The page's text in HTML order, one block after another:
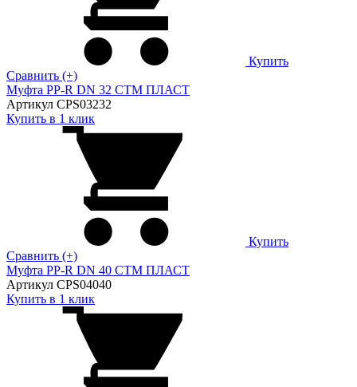
Купить
Сравнить (+)
Муфта PP-R DN 32 СТМ ПЛАСТ
Артикул CPS03232
Купить в 1 клик
Купить
Сравнить (+)
Муфта PP-R DN 40 СТМ ПЛАСТ
Артикул CPS04040
Купить в 1 клик